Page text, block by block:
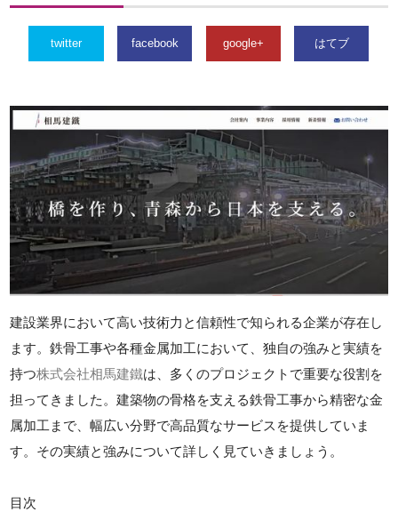
twitter facebook google+ はてブ
建設業界において高い技術力と信頼性で知られる企業が存在し
ます。鉄骨工事や各種金属加工において、独自の強みと実績を
持つ株式会社相馬建鐵は、多くのプロジェクトで重要な役割を
担ってきました。建築物の骨格を支える鉄骨工事から精密な金
属加工まで、幅広い分野で高品質なサービスを提供していま
す。その実績と強みについて詳しく見ていきましょう。
目次